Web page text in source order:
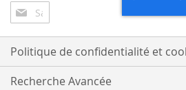
Inscription
à
notre
lettre
d’information
:
Politique de confidentialité et
Recherche Avancée